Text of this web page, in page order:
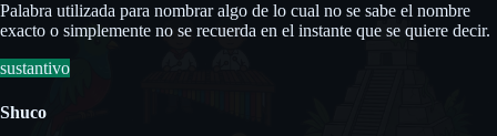
Palabra utilizada para nombrar algo de lo cual no se sabe el nombre
exacto o simplemente no se recuerda en el instante que se quiere decir.
sustantivo
Shuco